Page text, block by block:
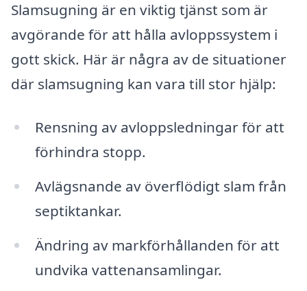
Slamsugning är en viktig tjänst som är
avgörande för att hålla avloppssystem i
gott skick. Här är några av de situationer
där slamsugning kan vara till stor hjälp:
Rensning av avloppsledningar för att
förhindra stopp.
Avlägsnande av överflödigt slam från
septiktankar.
Ändring av markförhållanden för att
undvika vattenansamlingar.